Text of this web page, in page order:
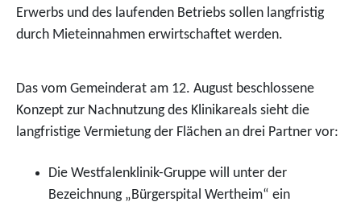
Erwerbs und des laufenden Betriebs sollen langfristig
durch Mieteinnahmen erwirtschaftet werden.
Das vom Gemeinderat am 12. August beschlossene
Konzept zur Nachnutzung des Klinikareals sieht die
langfristige Vermietung der Flächen an drei Partner vor:
Die Westfalenklinik-Gruppe will unter der
Bezeichnung „Bürgerspital Wertheim“ ein